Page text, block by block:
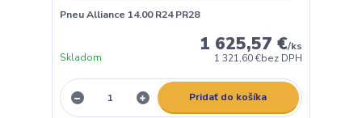
Pneu Alliance 14.00 R24 PR28
1 625,57 €/ks
1 321,60 €bez DPH
Skladom
Pridať do košíka